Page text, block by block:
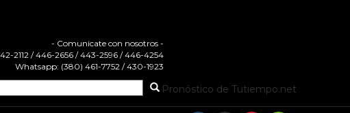
- Comunicate con nosotros -
2112 / 446-2656 / 443-2596 / 446-4254
Whatsapp: (380) 461-7752 / 430-1923
Pronóstico de Tutiempo.net